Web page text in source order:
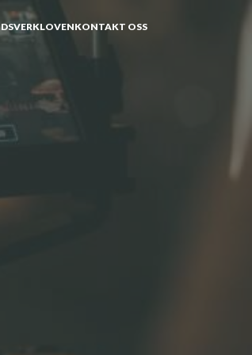
KONTAKT OSS